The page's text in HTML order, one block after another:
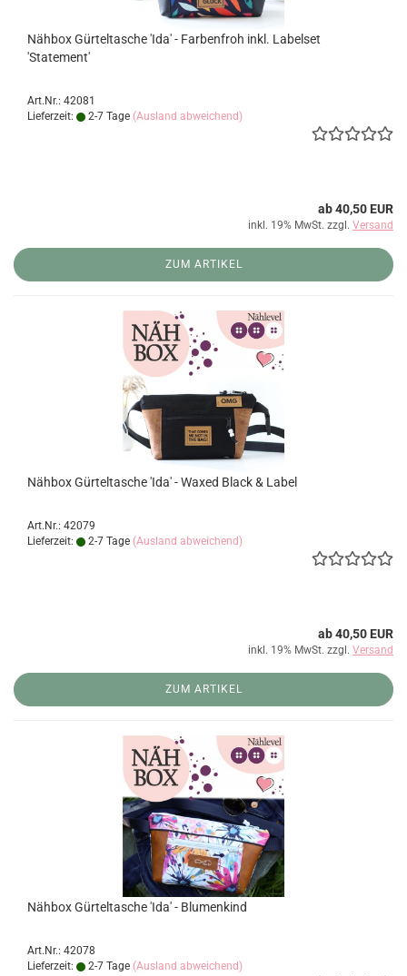
Nähbox Gürteltasche 'Ida' - Farbenfroh inkl. Labelset
'Statement'
Art.Nr.: 42081
Lieferzeit:
2-7 Tage (Ausland abweichend)
ab 40,50 EUR
inkl. 19% MwSt. zzgl. Versand
ZUM ARTIKEL
Nähbox Gürteltasche 'Ida' - Waxed Black & Label
Art.Nr.: 42079
Lieferzeit:
2-7 Tage (Ausland abweichend)
ab 40,50 EUR
inkl. 19% MwSt. zzgl. Versand
ZUM ARTIKEL
Nähbox Gürteltasche 'Ida' - Blumenkind
Art.Nr.: 42078
Lieferzeit:
2-7 Tage (Ausland abweichend)